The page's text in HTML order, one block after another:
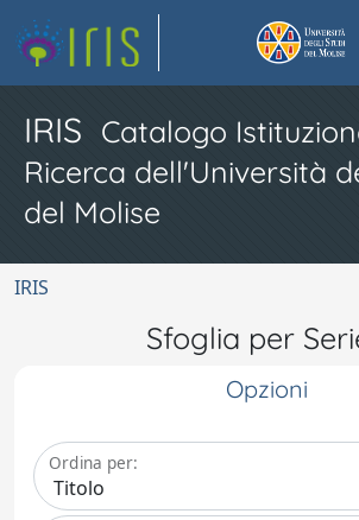
IRIS Catalogo
Ricerca dell'Università
del Molise
IRIS
Sfoglia per
Opzioni
Ordina per: